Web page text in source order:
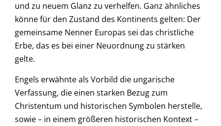
und zu neuem Glanz zu verhelfen. Ganz ähnliches
könne für den Zustand des Kontinents gelten: Der
gemeinsame Nenner Europas sei das christliche
Erbe, das es bei einer Neuordnung zu stärken
gelte.
Engels erwähnte als Vorbild die ungarische
Verfassung, die einen starken Bezug zum
Christentum und historischen Symbolen herstelle,
sowie – in einem größeren historischen Kontext –